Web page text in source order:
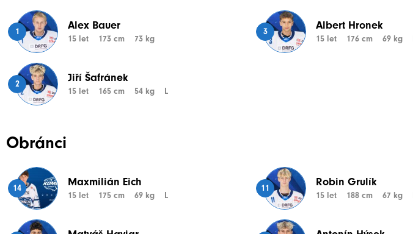
1 Alex Bauer
15 let 173 cm 73 kg
3 Albert Hronek
15 let 176 cm 69 kg
2 Jiří Šafránek
15 let 165 cm 54 kg L
Obránci
14 Maxmilián Eich
15 let 175 cm 69 kg L
11 Robin Grulík
15 let 188 cm 67 kg